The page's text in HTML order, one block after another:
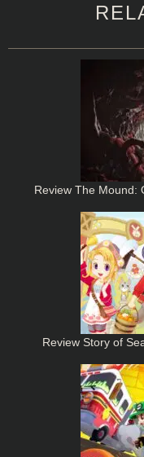
Review The Mound:
Review Story of